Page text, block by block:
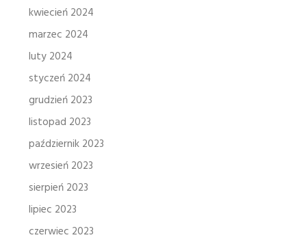
kwiecień 2024
marzec 2024
luty 2024
styczeń 2024
grudzień 2023
listopad 2023
październik 2023
wrzesień 2023
sierpień 2023
lipiec 2023
czerwiec 2023